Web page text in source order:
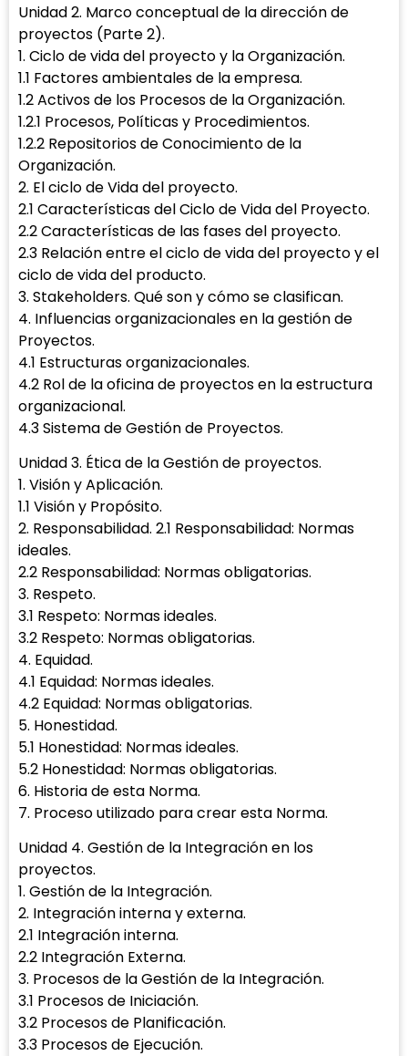
Unidad 2. Marco conceptual de la dirección de
proyectos (Parte 2).
1. Ciclo de vida del proyecto y la Organización.
1.1 Factores ambientales de la empresa.
1.2 Activos de los Procesos de la Organización.
1.2.1 Procesos, Políticas y Procedimientos.
1.2.2 Repositorios de Conocimiento de la
Organización.
2. El ciclo de Vida del proyecto.
2.1 Características del Ciclo de Vida del Proyecto.
2.2 Características de las fases del proyecto.
2.3 Relación entre el ciclo de vida del proyecto y el
ciclo de vida del producto.
3. Stakeholders. Qué son y cómo se clasifican.
4. Influencias organizacionales en la gestión de
Proyectos.
4.1 Estructuras organizacionales.
4.2 Rol de la oficina de proyectos en la estructura
organizacional.
4.3 Sistema de Gestión de Proyectos.
Unidad 3. Ética de la Gestión de proyectos.
1. Visión y Aplicación.
1.1 Visión y Propósito.
2. Responsabilidad. 2.1 Responsabilidad: Normas
ideales.
2.2 Responsabilidad: Normas obligatorias.
3. Respeto.
3.1 Respeto: Normas ideales.
3.2 Respeto: Normas obligatorias.
4. Equidad.
4.1 Equidad: Normas ideales.
4.2 Equidad: Normas obligatorias.
5. Honestidad.
5.1 Honestidad: Normas ideales.
5.2 Honestidad: Normas obligatorias.
6. Historia de esta Norma.
7. Proceso utilizado para crear esta Norma.
Unidad 4. Gestión de la Integración en los
proyectos.
1. Gestión de la Integración.
2. Integración interna y externa.
2.1 Integración interna.
2.2 Integración Externa.
3. Procesos de la Gestión de la Integración.
3.1 Procesos de Iniciación.
3.2 Procesos de Planificación.
3.3 Procesos de Ejecución.